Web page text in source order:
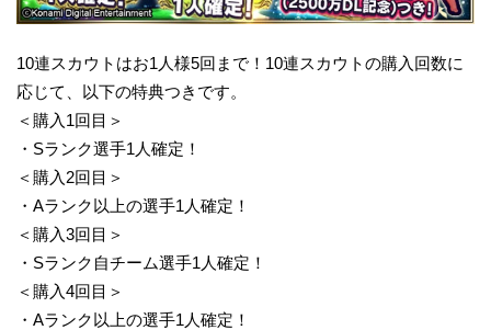
10連スカウトはお1人様5回まで！10連スカウトの購入回数に
応じて、以下の特典つきです。
＜購入1回目＞
・Sランク選手1人確定！
＜購入2回目＞
・Aランク以上の選手1人確定！
＜購入3回目＞
・Sランク自チーム選手1人確定！
＜購入4回目＞
・Aランク以上の選手1人確定！